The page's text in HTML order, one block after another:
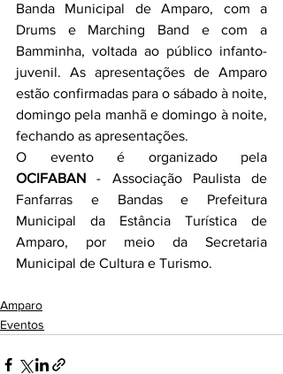
Banda Municipal de Amparo, com a
Drums e Marching Band e com a
Bamminha, voltada ao público infanto-
juvenil. As apresentações de Amparo
estão confirmadas para o sábado à noite,
domingo pela manhã e domingo à noite,
fechando as apresentações.
OCIFABAN - Associação Paulista de
Fanfarras e Bandas e Prefeitura
Municipal da Estância Turística de
Amparo, por meio da Secretaria
Municipal de Cultura e Turismo.
Amparo
Eventos